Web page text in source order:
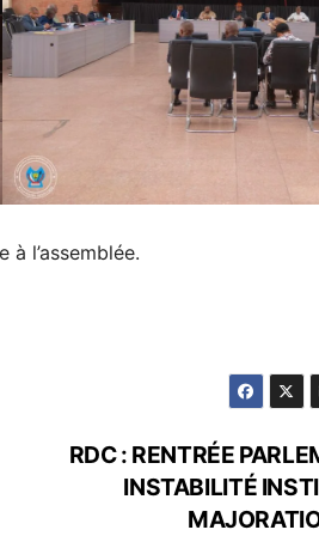
vote à l’assemblée.
RDC : RENTRÉE
INSTABILITÉ